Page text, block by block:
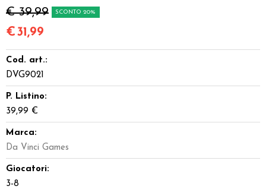
€ 39,99 SCONTO 20%
€31,99
Cod. art.:
DVG9021
P. Listino:
39,99 €
Marca:
Da Vinci Games
Giocatori:
3-8